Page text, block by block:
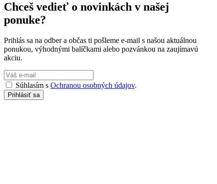
Chceš vedieť o novinkách v našej
ponuke?
Prihlás sa na odber a občas ti pošleme e-mail s našou aktuálnou
ponukou, výhodnými balíčkami alebo pozvánkou na zaujímavú
akciu.
Súhlasím s Ochranou osobných údajov.